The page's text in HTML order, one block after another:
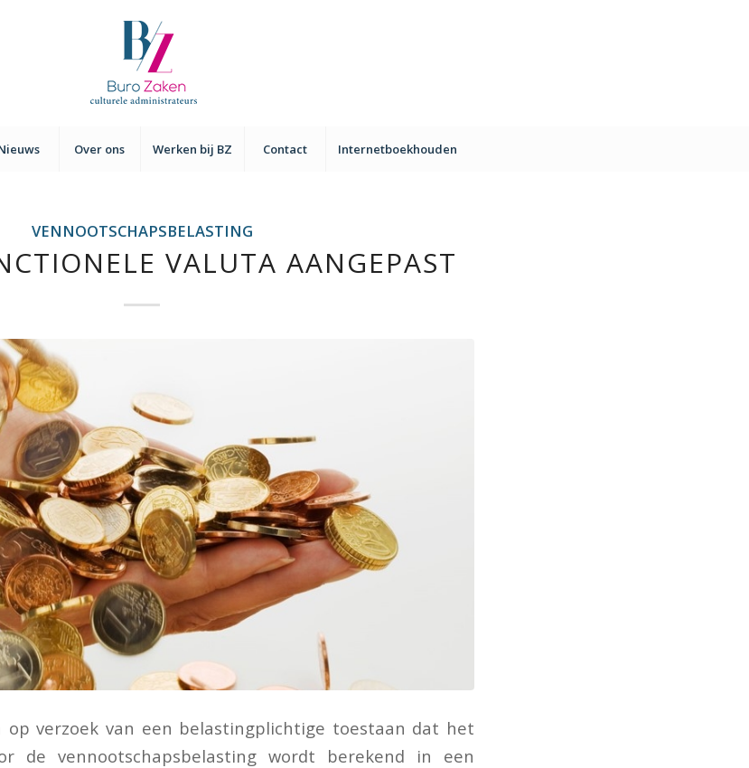
Over ons Werken bij BZ Contact Internetboekhouden
VENNOOTSCHAPSBELASTING
VALUTA AANGEPAST
op verzoek van een belastingplichtige toestaan dat het
de vennootschapsbelasting wordt berekend in een